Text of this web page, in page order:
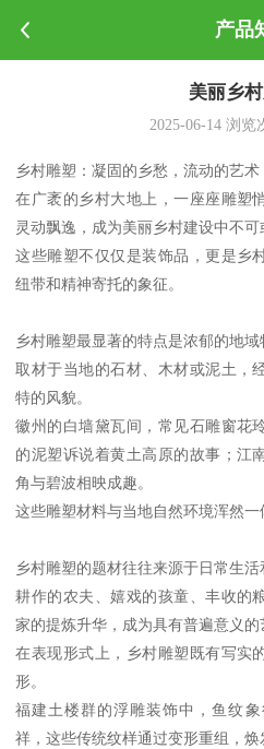
产品
美丽乡
2025-06-14浏览
乡村雕塑：凝固的乡愁，流动的艺术
在广袤的乡村大地上，一座座雕塑
灵动飘逸，成为美丽乡村建设中不可
这些雕塑不仅仅是装饰品，更是乡
纽带和精神寄托的象征。
乡村雕塑最显著的特点是浓郁的地域
取材于当地的石材、木材或泥土，
特的风貌。
徽州的白墙黛瓦间，常见石雕窗花
的泥塑诉说着黄土高原的故事；江
角与碧波相映成趣。
这些雕塑材料与当地自然环境浑然一
乡村雕塑的题材往往来源于日常生活
耕作的农夫、嬉戏的孩童、丰收的
家的提炼升华，成为具有普遍意义的
在表现形式上，乡村雕塑既有写实
形。
福建土楼群的浮雕装饰中，鱼纹
祥，这些传统纹样通过变形重组，焕